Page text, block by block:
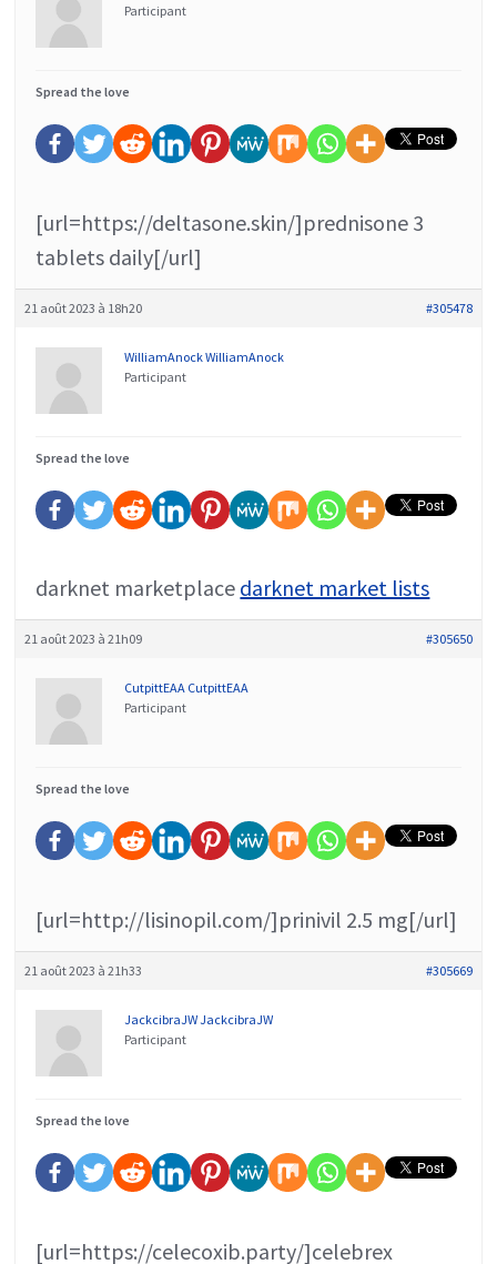
Participant
Spread the love
[url=https://deltasone.skin/]prednisone 3
tablets daily[/url]
21 août 2023 à 18h20 #305478
WilliamAnock WilliamAnock
Participant
Spread the love
darknet marketplace darknet market lists
21 août 2023 à 21h09 #305650
CutpittEAA CutpittEAA
Participant
Spread the love
[url=http://lisinopil.com/]prinivil 2.5 mg[/url]
21 août 2023 à 21h33 #305669
JackcibraJW JackcibraJW
Participant
Spread the love
[url=https://celecoxib.party/]celebrex